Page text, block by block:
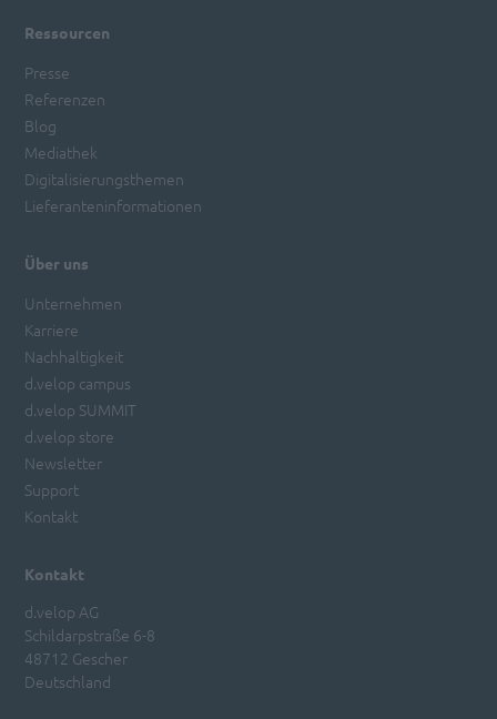
Kontakt
d.velop AG
Schildarpstraße 6-8
48712 Gescher
Deutschland
Ressourcen
Presse
Referenzen
Blog
Mediathek
Digitalisierungsthemen
Lieferanteninformationen
Über uns
Unternehmen
Karriere
Nachhaltigkeit
d.velop campus
d.velop SUMMIT
d.velop store
Newsletter
Support
Kontakt